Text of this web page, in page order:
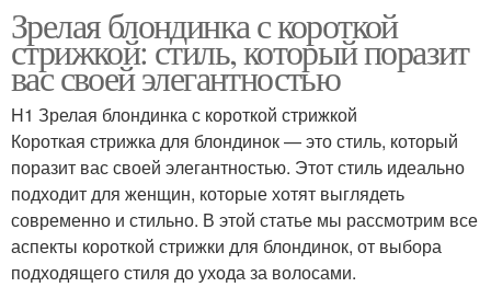
Зрелая блондинка с короткой
стрижкой: стиль, который поразит
вас своей элегантностью
H1 Зрелая блондинка с короткой стрижкой
Короткая стрижка для блондинок — это стиль, который
поразит вас своей элегантностью. Этот стиль идеально
подходит для женщин, которые хотят выглядеть
современно и стильно. В этой статье мы рассмотрим все
аспекты короткой стрижки для блондинок, от выбора
подходящего стиля до ухода за волосами.